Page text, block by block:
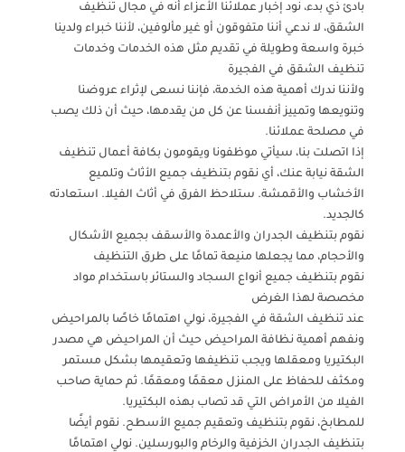
بادئ ذي بدء، نود إخبار عملائنا الأعزاء أنه في مجال تنظيف
الشقق، لا ندعي أننا متفوقون أو غير مألوفين، لأننا خبراء ولدينا
خبرة واسعة وطويلة في تقديم مثل هذه الخدمات وخدمات
تنظيف الشقق في الفجيرة
ولأننا ندرك أهمية هذه الخدمة، فإننا نسعى لإثراء عروضنا
وتنويعها وتمييز أنفسنا عن كل من يقدمها، حيث أن ذلك يصب
في مصلحة عملائنا.
إذا اتصلت بنا، سيأتي موظفونا ويقومون بكافة أعمال تنظيف
الشقة نيابة عنك، أي نقوم بتنظيف جميع الأثاث وتلميع
الأخشاب والأقمشة. ستلاحظ الفرق في أثاث الفيلا. استعادته
كالجديد.
نقوم بتنظيف الجدران والأعمدة والأسقف بجميع الأشكال
والأحجام، مما يجعلها منيعة تمامًا على طرق التنظيف
نقوم بتنظيف جميع أنواع السجاد والستائر باستخدام مواد
مخصصة لهذا الغرض
عند تنظيف الشقة في الفجيرة، نولي اهتمامًا خاصًا بالمراحيض
ونفهم أهمية نظافة المراحيض حيث أن المراحيض هي مصدر
البكتيريا ومعقلها ويجب تنظيفها وتعقيمها بشكل مستمر
ومكثف للحفاظ على المنزل معقمًا ومعقمًا. ثم حماية صاحب
الفيلا من الأمراض التي قد تصاب بهذه البكتيريا.
للمطابخ، نقوم بتنظيف وتعقيم جميع الأسطح. نقوم أيضًا
بتنظيف الجدران الخزفية والرخام والبورسلين. نولي اهتمامًا